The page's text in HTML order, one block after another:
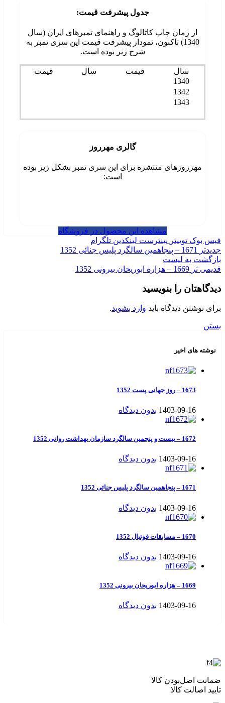
جدول پیشرفت قیمت:
از زمان چاپ کاتالوگ و راهنمای تمبرهای ایران (سال
1340) تاکنون، نمودار پیشرفت قیمت این سری تمبر به
شرح زیر بوده است.
سال قیمت سال
قیمت
1340
1342
1343
گالری مهرروز
مهرروزهای منتشره برای این سری تمبر بشکل زیر بوده
است:
مشاهده این محصول در فروشگاه
فیس بوک توییتر پینترست لینکدین تلگرام
جدیدتر
1671 – پنجاهمین سالگرد پلیس جنائی 1352
بازگشت به لیست
قدیمی تر 1669 – هزاره ابوریحان بیرونی 1352
دیدگاهتان را بنویسید
برای نوشتن دیدگاه باید وارد بشوید.
بستن
نوشته های اخیر
1673 – روز جهانی پست 1352
1403-09-16 بدون دیدگاه
1672 – بیست و پنجمین سالگرد سازمان بهداشت روانی 1352
1403-09-16 بدون دیدگاه
1671 – پنجاهمین سالگرد پلیس جنائی 1352
1403-09-16 بدون دیدگاه
1670 – مسابقات فوتبال 1352
1403-09-16 بدون دیدگاه
1669 – هزاره ابوریحان بیرونی 1352
1403-09-16 بدون دیدگاه
ضمانت اصل‌بودن کالا
تایید اصالت کالا